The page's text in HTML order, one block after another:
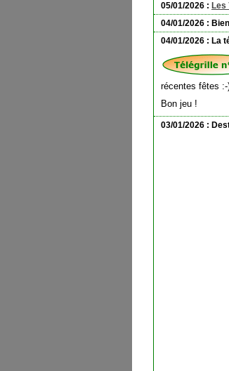
05/01/2026 : Les
04/01/2026 :
04/01/2026 : La
récentes fêtes :-
Bon jeu !
03/01/2026 :